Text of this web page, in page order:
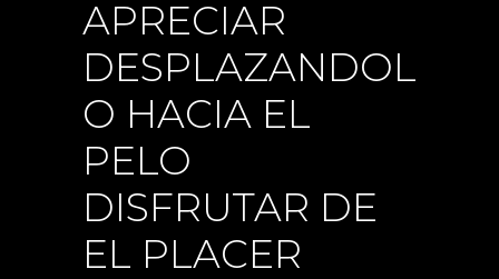
APRECIAR
DESPLAZANDOL
O HACIA EL
PELO
DISFRUTAR DE
EL PLACER